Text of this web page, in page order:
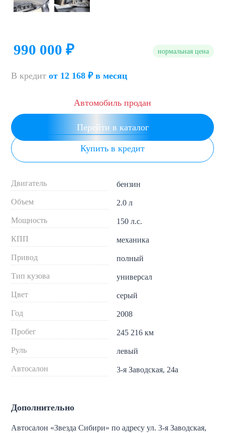
990 000 ₽ нормальная цена
В кредит от 12 168 ₽ в месяц
Автомобиль продан
Перейти в каталог
Купить в кредит
Двигатель бензин
Объем 2.0 л
Мощность 150 л.с.
КПП механика
Привод полный
Тип кузова универсал
Цвет серый
Год 2008
Пробег 245 216 км
Руль левый
Автосалон 3-я Заводская, 24а
Дополнительно
Автосалон «Звезда Сибири» по адресу ул. 3-я Заводская,